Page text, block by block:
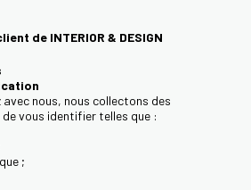
de INTERIOR & DESIGN
nous, nous collectons des
vous identifier telles que :
;